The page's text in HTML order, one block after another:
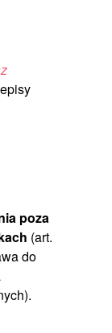
poza
(art.
do